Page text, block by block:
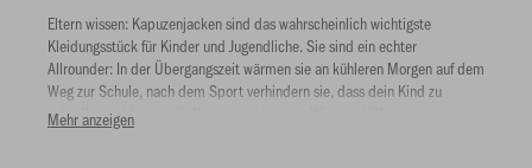
Eltern wissen: Kapuzenjacken sind das wahrscheinlich wichtigste
Kleidungsstück für Kinder und Jugendliche. Sie sind ein echter
Allrounder: In der Übergangszeit wärmen sie an kühleren Morgen auf dem
Weg zur Schule, nach dem Sport verhindern sie, dass dein Kind zu
schnell abkühlt, und die Kapuze schützt vor Wind und Wetter, wenn es
einmal seine Mütze verloren hat.
Mehr anzeigen